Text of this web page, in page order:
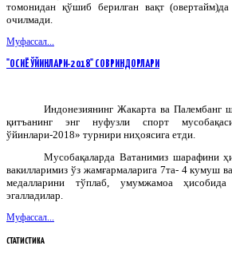
томонидан қўшиб берилган вақт
очилмади.
Муфассал...
"ОСИЁ ЎЙИНЛАРИ-2018" СОВРИНДОРЛАРИ
Индонезиянинг Жакарта ва Палембанг
қитъанинг
энг нуфузли спорт
ўйинлари-2018» турнири ниҳоясига етди.
Мусобақаларда Ватанимиз шарафини
вакилларимиз ўз жамғармаларига 7та- 4 кумуш
медалларини тўплаб, умумжамоа
эгалладилар.
Муфассал...
СТАТИСТИКА